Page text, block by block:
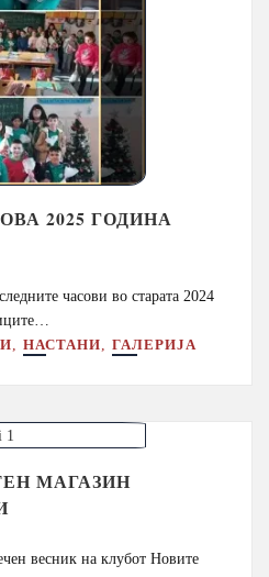
2025 ГОДИНА
часови во старата 2024
,НАСТАНИ ,ГАЛЕРИЈА
МАГАЗИН
весник на клубот Новите